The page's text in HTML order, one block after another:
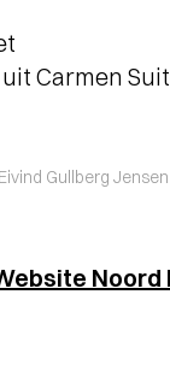
Carmen
Gullberg
Noord